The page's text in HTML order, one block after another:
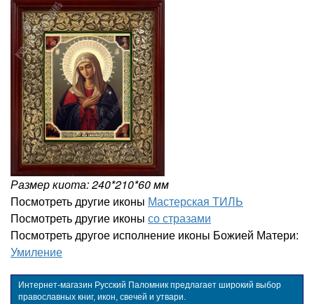
Размер киота: 240*210*60 мм
Посмотреть другие иконы Мастерская ТИЛЬ
Посмотреть другие иконы со стразами
Посмотреть другое исполнение иконы Божией Матери:
Умиление
Интернет-магазин Русский Паломник предлагает широкий выбор
православных книг, икон, свечей и утвари.